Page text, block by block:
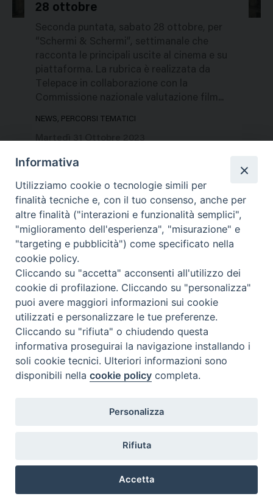
23849228 ottobre
Seconda puntata, sabato 28 ottobre, per
“Schermi & Schermi”, settimanale che
racconta le principali uscite al cinema e su
piattaforma. La rubrica è realizzata da
Telepace in collaborazione con la
Commissione nazionale valutazione film...
NEWS, PERCORSI TEMATICI
Contatti & Info
C.ne Aurelia, 50 – 00165 Roma
Contatti
Scrivi a: cnvf@chiesacattolica.it
Informativa
Utilizziamo cookie o tecnologie simili per
finalità tecniche e, con il tuo consenso, anche per
altre finalità ("interazioni e funzionalità semplici",
"miglioramento dell'esperienza", "misurazione" e
"targeting e pubblicità") come specificato nella
cookie policy.
Cliccando su "accetta" acconsenti all'utilizzo dei
cookie di profilazione. Cliccando su "personalizza"
puoi avere maggiori informazioni sui cookie
utilizzati e personalizzare le tue preferenze.
Cliccando su "rifiuta" o chiudendo questa
informativa proseguirai la navigazione installando i
soli cookie tecnici. Ulteriori informazioni sono
disponibili nellacookie policy completa.
Personalizza
Rifiuta
Accetta